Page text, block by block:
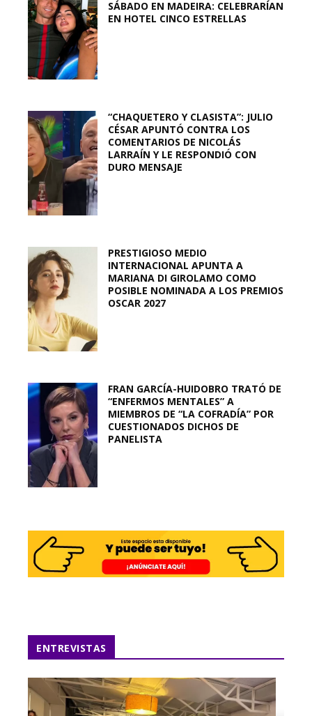
SÁBADO EN MADEIRA: CELEBRARÍAN
EN HOTEL CINCO ESTRELLAS
“CHAQUETERO Y CLASISTA”: JULIO
CÉSAR APUNTÓ CONTRA LOS
COMENTARIOS DE NICOLÁS
LARRAÍN Y LE RESPONDIÓ CON
DURO MENSAJE
PRESTIGIOSO MEDIO
INTERNACIONAL APUNTA A
MARIANA DI GIROLAMO COMO
POSIBLE NOMINADA A LOS PREMIOS
OSCAR 2027
FRAN GARCÍA-HUIDOBRO TRATÓ DE
“ENFERMOS MENTALES” A
MIEMBROS DE “LA COFRADÍA” POR
CUESTIONADOS DICHOS DE
PANELISTA
ENTREVISTAS